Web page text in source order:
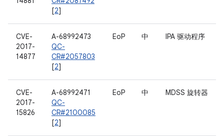
[2]
CVE-
2017-
14877
A-68992473
QC-
CR#2057803
[2]
EoP 中 IPA 驱动程序
CVE-
2017-
15826
A-68992471
QC-
CR#2100085
[2]
EoP 中 MDSS 旋转器